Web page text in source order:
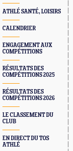
ATHLÉ SANTÉ, LOISIRS
CALENDRIER
ENGAGEMENT AUX
COMPÉTITIONS
RÉSULTATS DES
COMPÉTITIONS 2025
RÉSULTATS DES
COMPÉTITIONS 2026
LE CLASSEMENT DU
CLUB
EN DIRECT DU TOS
ATHLÉ